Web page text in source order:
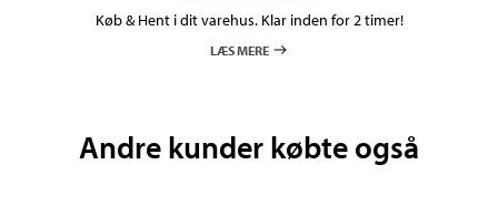
Køb & Hent i dit varehus. Klar inden for 2 timer!
LÆS MERE
Andre kunder købte også